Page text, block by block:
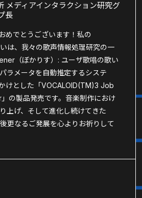
メディアインタラクション研究グ
長
めでとうございます！私の
は、我々の歌声情報処理研究の一
（ぼかりす）: ユーザ歌唱の歌い
ラメータを自動推定するシステ
けとした「VOCALOID(TM)3 Job
の製品発売です。音楽制作におけ
上げ、そして進化し続けてきた
更なるご発展を心よりお祈りして